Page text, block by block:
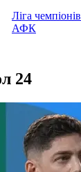
Ліга чемпіонів
АФК
24